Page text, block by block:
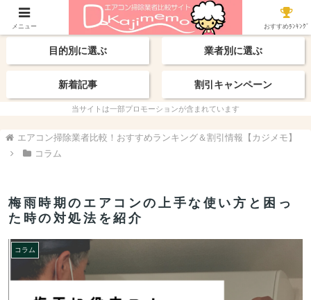
【最新】おすすめ業者 エリアから探す
目的別に選ぶ 業者別に選ぶ
新着記事 割引キャンペーン
当サイトは一部プロモーションが含まれています
エアコン掃除業者比較！おすすめランキング＆割引情報【カジメモ】
コラム
梅雨時期のエアコンの上手な使い方と困っ
た時の対処法を紹介
コラム
メニュー おすすめﾗﾝｷﾝｸﾞ